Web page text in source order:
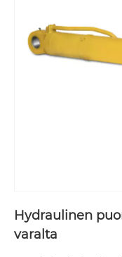
Hydraulinen
varalta